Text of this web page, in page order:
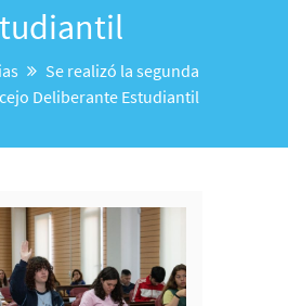
Se realizó la segunda
Deliberante Estudiantil